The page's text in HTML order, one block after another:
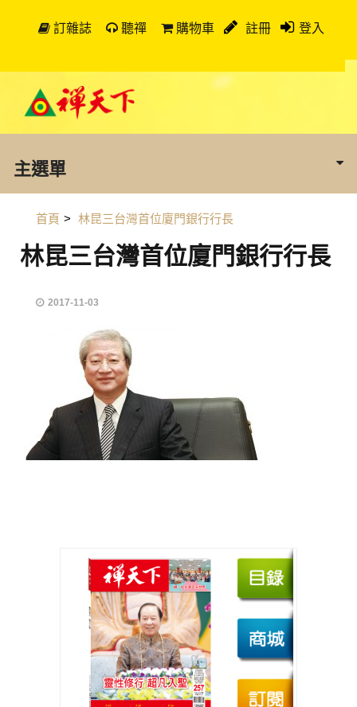
訂雜誌 聽禪 購物車 註冊 登入
主選單
首頁 > 林昆三台灣首位廈門銀行行長
林昆三台灣首位廈門銀行行長
2017-11-03